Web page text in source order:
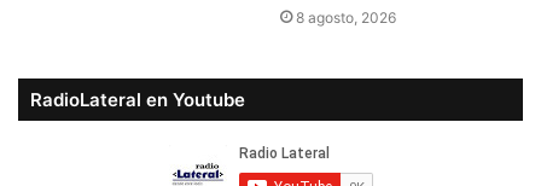
8 agosto, 2026
RadioLateral en Youtube